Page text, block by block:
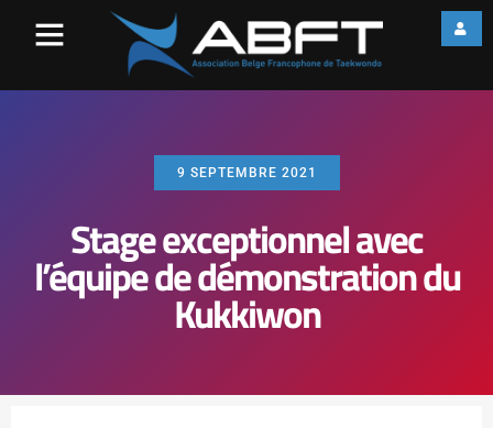
9 SEPTEMBRE 2021
Stage exceptionnel avec
l’équipe de démonstration du
Kukkiwon